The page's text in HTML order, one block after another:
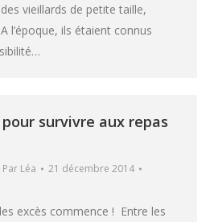
vieillards de petite taille,
l’époque, ils étaient connus
survivre aux repas
Par Léa
21 décembre 2014
excès commence ! Entre les